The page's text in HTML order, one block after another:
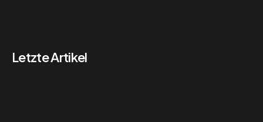
Letzte Artikel